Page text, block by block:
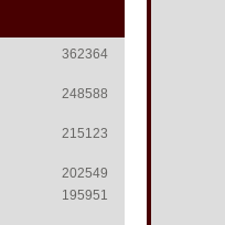
362364
248588
215123
202549
195951